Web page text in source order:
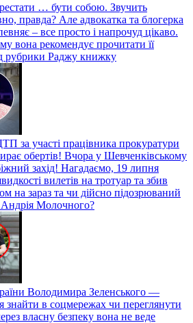
… бути собою. Звучить
правда? Але адвокатка та блогерка
– все просто і напрочуд цікаво.
вона рекомендує прочитати її
рубрики Раджу книжку
за участі працівника прокуратури
обертів! Вчора у Шевченківському
захід! Нагадаємо, 19 липня
вилетів на тротуар та збив
на зараз та чи дійсно підозрюваний
Андрія Молочного?
Володимира Зеленського —
знайти в соцмережах чи переглянути
власну безпеку вона не веде